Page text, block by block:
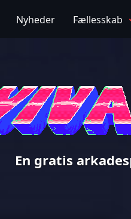
Nyheder Fællesskab
En gratis